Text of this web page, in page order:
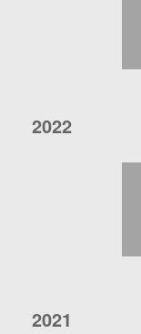
2022
2021